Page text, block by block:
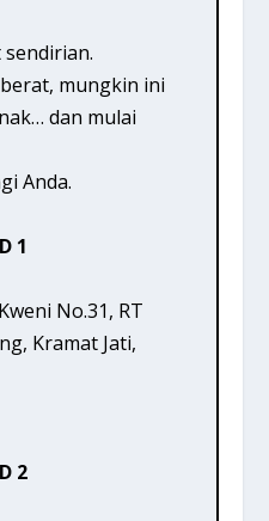
mungkin ini
dan mulai
Anda.
1
No.31, RT
Kramat Jati,
2